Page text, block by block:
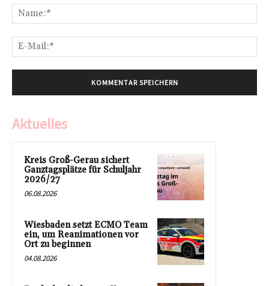
Aktuelles
Kreis Groß-Gerau sichert
Ganztagsplätze für Schuljahr
2026/27
06.08.2026
Wiesbaden setzt ECMO Team
ein, um Reanimationen vor
Ort zu beginnen
04.08.2026